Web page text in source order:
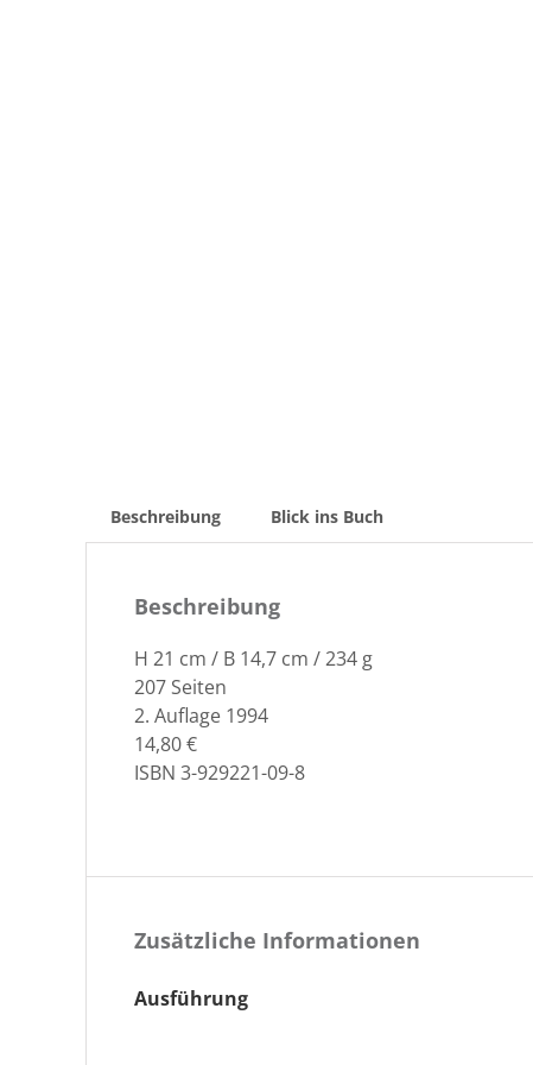
Beschreibung Blick ins Buch
Beschreibung
H 21 cm / B 14,7 cm / 234 g
207 Seiten
2. Auflage 1994
14,80 €
ISBN 3-929221-09-8
Zusätzliche Informationen
Ausführung